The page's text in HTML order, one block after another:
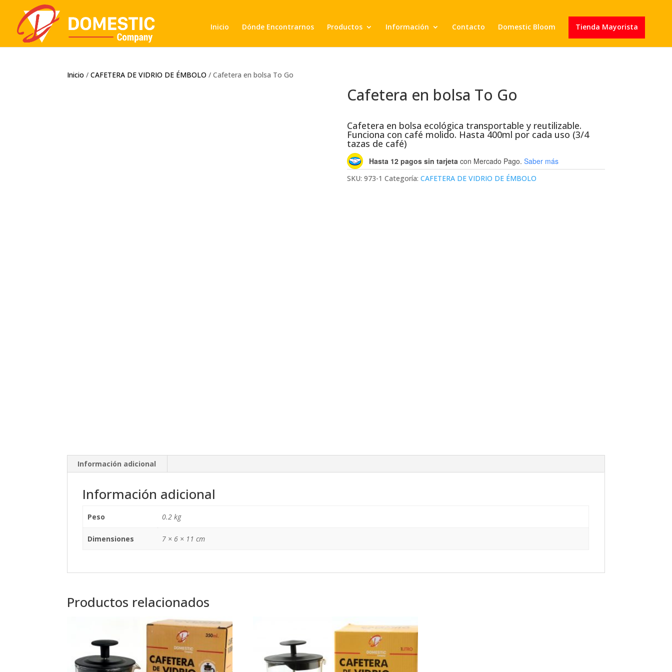
Inicio Dónde Encontrarnos Productos Información Contacto Domestic Bloom Tienda Mayorista
Inicio /CAFETERA DE VIDRIO DE ÉMBOLO / Cafetera en bolsa To Go
Cafetera en bolsa To Go
Cafetera en bolsa ecológica transportable y reutilizable.
Funciona con café molido. Hasta 400ml por cada uso (3/4
tazas de café)
Hasta 12 pagos sin tarjeta con Mercado Pago. Saber más
SKU: 973-1 Categoría: CAFETERA DE VIDRIO DE ÉMBOLO
Información adicional
Información adicional
Peso 0.2 kg
Dimensiones 7 × 6 × 11 cm
Productos relacionados